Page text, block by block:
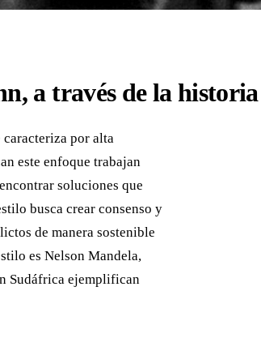
a través de la historia
por alta
este enfoque trabajan
soluciones que
busca crear consenso y
de manera sostenible
es Nelson Mandela,
Sudáfrica ejemplifican